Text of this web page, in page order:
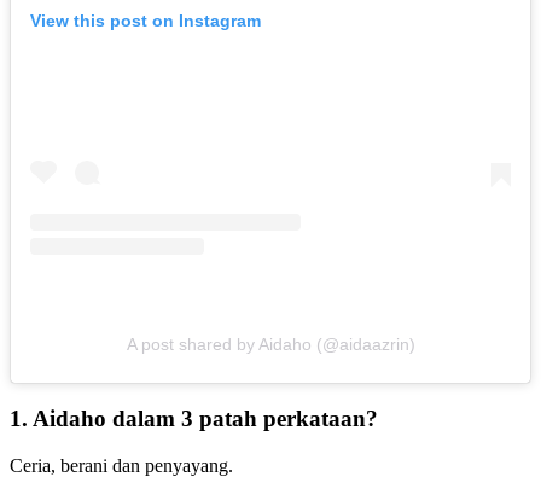
View this post on Instagram
A post shared by Aidaho (@aidaazrin)
1. Aidaho dalam 3 patah perkataan?
Ceria, berani dan penyayang.